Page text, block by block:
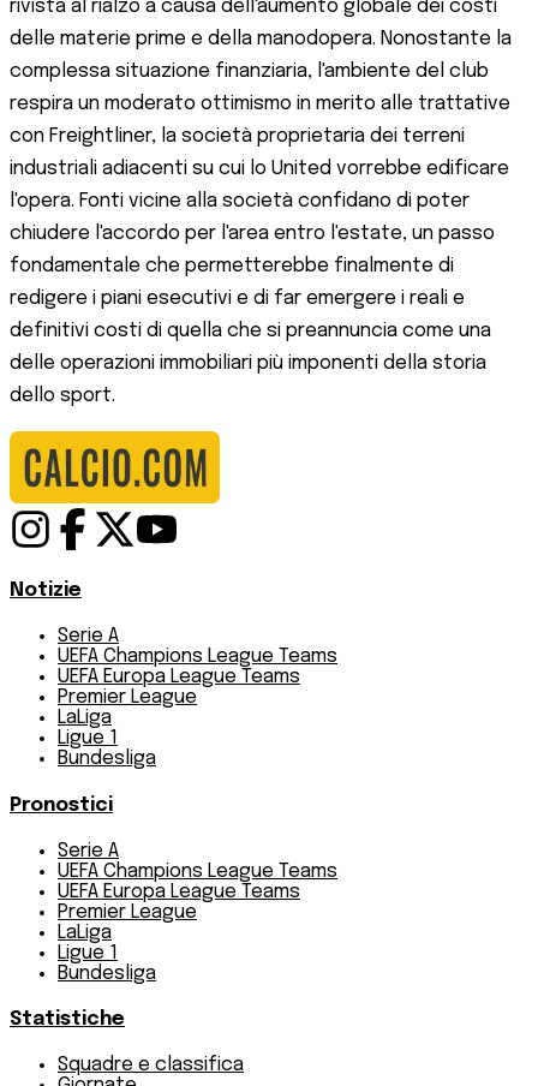
rivista al rialzo a causa dell'aumento globale dei costi
delle materie prime e della manodopera. Nonostante la
complessa situazione finanziaria, l'ambiente del club
respira un moderato ottimismo in merito alle trattative
con Freightliner, la società proprietaria dei terreni
industriali adiacenti su cui lo United vorrebbe edificare
l'opera. Fonti vicine alla società confidano di poter
chiudere l'accordo per l'area entro l'estate, un passo
fondamentale che permetterebbe finalmente di
redigere i piani esecutivi e di far emergere i reali e
definitivi costi di quella che si preannuncia come una
delle operazioni immobiliari più imponenti della storia
dello sport.
Notizie
Serie A
UEFA Champions League Teams
UEFA Europa League Teams
Premier League
LaLiga
Ligue 1
Bundesliga
Pronostici
Serie A
UEFA Champions League Teams
UEFA Europa League Teams
Premier League
LaLiga
Ligue 1
Bundesliga
Statistiche
Squadre e classifica